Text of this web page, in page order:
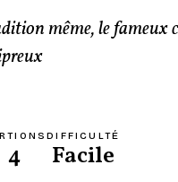
même, le fameux
4
DIFFICULTÉ
Facile